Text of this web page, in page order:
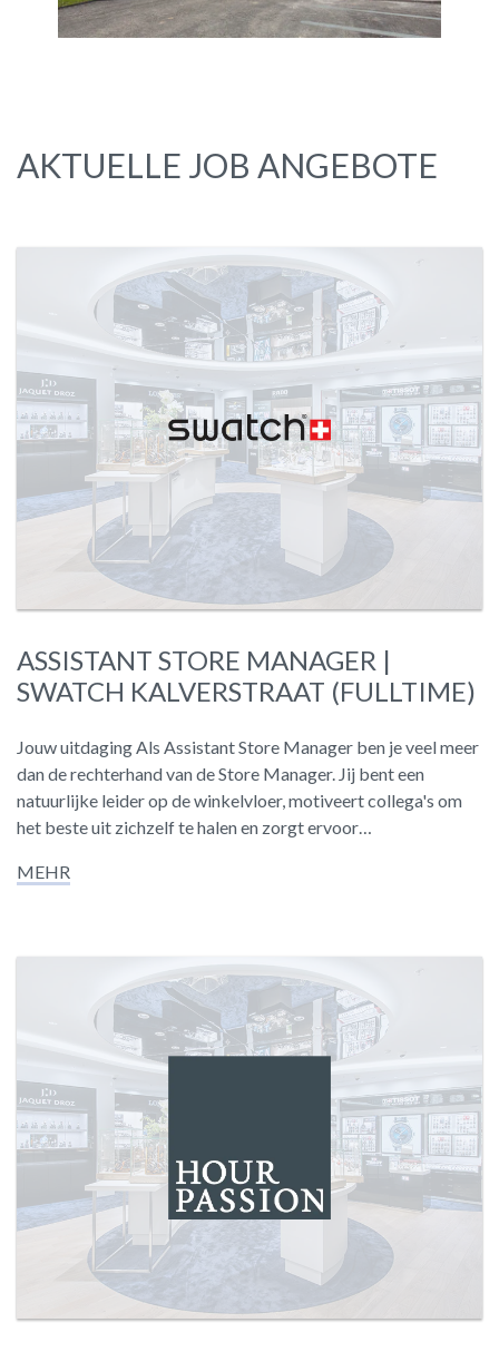
AKTUELLE JOB ANGEBOTE
ASSISTANT STORE MANAGER |
SWATCH KALVERSTRAAT (FULLTIME)
Jouw uitdaging Als Assistant Store Manager ben je veel meer
dan de rechterhand van de Store Manager. Jij bent een
natuurlijke leider op de winkelvloer, motiveert collega's om
het beste uit zichzelf te halen en zorgt ervoor…
MEHR